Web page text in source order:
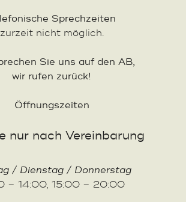
Sprechzeiten
zurzeit nicht möglich.
Sie uns auf den AB,
wir rufen zurück!
Öffnungszeiten
nur nach Vereinbarung
/ Dienstag / Donnerstag
– 14:00, 15:00 – 20:00